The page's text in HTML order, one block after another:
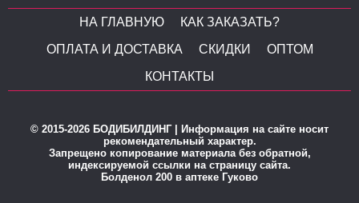
НА ГЛАВНУЮ
КАК ЗАКАЗАТЬ?
ОПЛАТА И ДОСТАВКА
СКИДКИ
ОПТОМ
КОНТАКТЫ
© 2015-2026 БОДИБИЛДИНГ | Информация на сайте носит
рекомендательный характер.
Запрещено копирование материала без обратной,
индексируемой ссылки на страницу сайта.
Болденол 200 в аптеке Гуково